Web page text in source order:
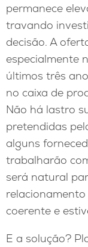
permanece
travando
decisão. A
especialmente
últimos três
no caixa de
Não há lastro
pretendidas
alguns
trabalharão
será natural
coerente e
E a solução?